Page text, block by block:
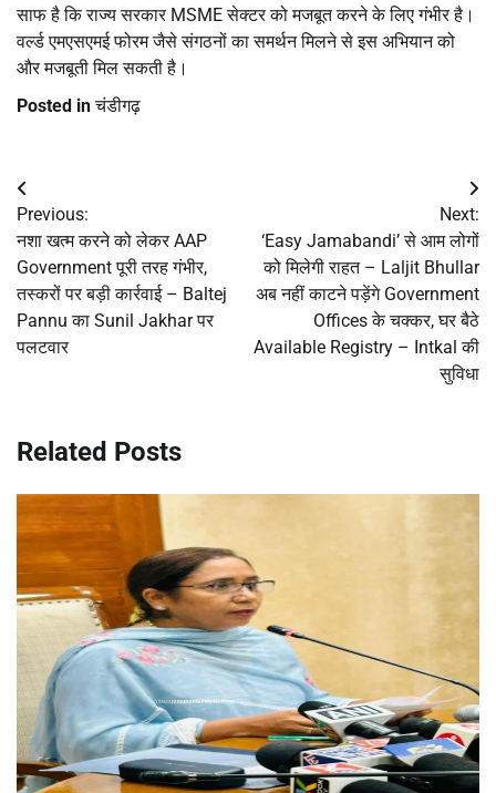
साफ है कि राज्य सरकार MSME सेक्टर को मजबूत करने के लिए गंभीर है।
वर्ल्ड एमएसएमई फोरम जैसे संगठनों का समर्थन मिलने से इस अभियान को
और मजबूती मिल सकती है।
Posted inचंडीगढ़
Post
navigation
Previous:
नशा खत्म करने को लेकर AAP
Government पूरी तरह गंभीर,
तस्करों पर बड़ी कार्रवाई – Baltej
Pannu का Sunil Jakhar पर
पलटवार
Next:
‘Easy Jamabandi’ से आम लोगों
को मिलेगी राहत – Laljit Bhullar
अब नहीं काटने पड़ेंगे Government
Offices के चक्कर, घर बैठे
Available Registry – Intkal की
सुविधा
Related Posts